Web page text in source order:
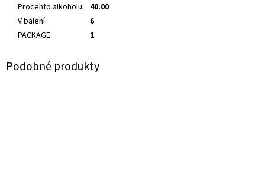
Procento alkoholu: 40.00
V balení:
6
PACKAGE: 1